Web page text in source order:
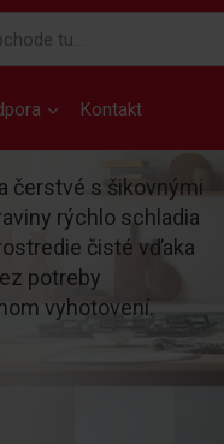
Kontakt
čerstvé s šikovnými
rýchlo schladia
čisté vďaka
potreby
vyhotovení.